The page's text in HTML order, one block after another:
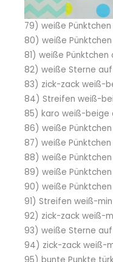
79) weiße
80) weiße
81) weiße
82) weiße Sterne
83) zick-zack weiß-
84) Streifen weiß-
85) karo weiß-beige
86) weiße
87) weiße
88) weiße Pünktchen
89) weiße
90) weiße
91) Streifen weiß-
92) zick-zack weiß-
93) weiße Sterne
94) zick-zack weiß-
95) bunte Punkte